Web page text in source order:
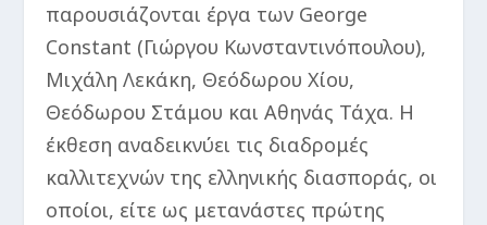
παρουσιάζονται έργα των George
Constant (Γιώργου Κωνσταντινόπουλου),
Μιχάλη Λεκάκη, Θεόδωρου Χίου,
Θεόδωρου Στάμου και Αθηνάς Τάχα. Η
έκθεση αναδεικνύει τις διαδρομές
καλλιτεχνών της ελληνικής διασποράς, οι
οποίοι, είτε ως μετανάστες πρώτης